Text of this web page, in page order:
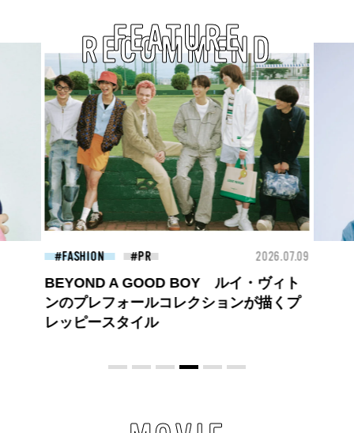
RECOMMEND
FEATURE
BEAUTY 2026.07.09
夏のパーマ、さらにあか抜け。N.（エヌ
ドット）のスタイリングアイテムで作る
旬ヘアのテクニックを、人気３サロンに